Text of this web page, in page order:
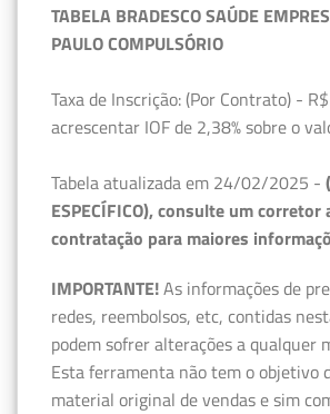
TABELA BRADESCO SAÚDE
PAULO COMPULSÓRIO
Taxa de Inscrição: (Por Contrato) -
acrescentar IOF de 2,38% sobre o
Tabela atualizada em 24/02/2025 -
ESPECÍFICO), consulte um corretor
contratação para maiores
IMPORTANTE!As informações de
redes, reembolsos, etc, contidas
podem sofrer alterações a qualquer
Esta ferramenta não tem o objetivo
material original de vendas e sim